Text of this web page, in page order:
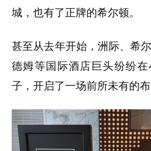
城，也有了正牌的希尔顿。
甚至从去年开始，洲际、希
德姆等国际酒店巨头纷纷
子，开启了一场前所未有的布